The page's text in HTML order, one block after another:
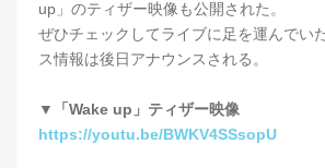
up」のティザー映像も公開された。
ぜひチェックしてライブに足を運んでい
ス情報は後日アナウンスされる。
▼「Wake up」ティザー映像
https://youtu.be/BWKV4SSsopU